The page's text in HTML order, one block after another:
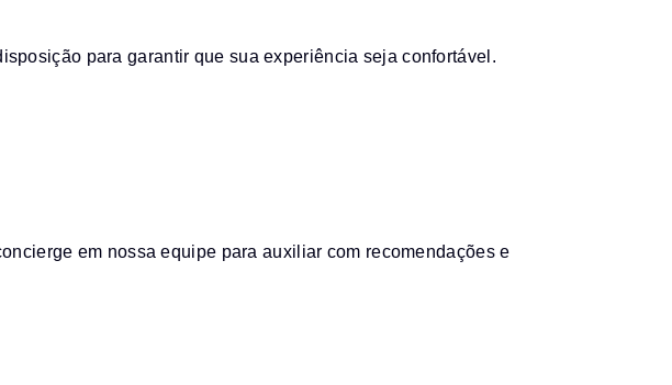
para garantir que sua experiência seja confortável.
em nossa equipe para auxiliar com recomendações e